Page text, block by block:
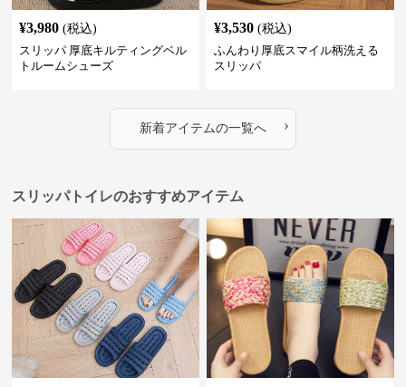
¥3,980 (税込)
スリッパ 厚底キルティングベル
トルームシューズ
¥3,530 (税込)
ふんわり厚底スマイル柄洗える
スリッパ
新着アイテムの一覧へ ›
スリッパトイレのおすすめアイテム